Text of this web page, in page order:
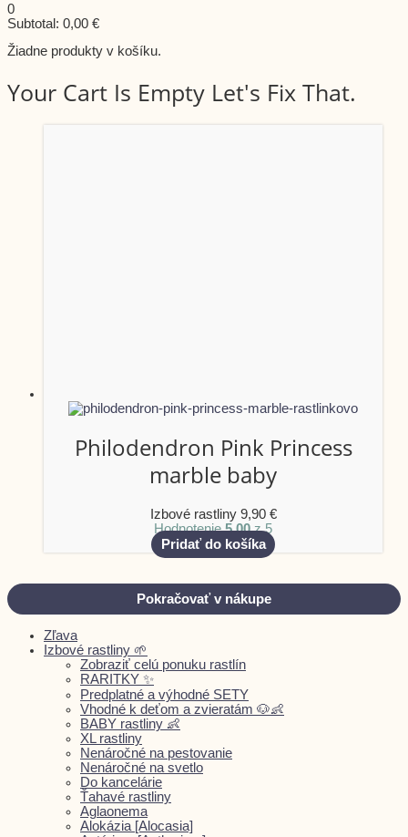
0
Subtotal: 0,00 €
Žiadne produkty v košíku.
Your Cart Is Empty Let's Fix That.
Philodendron Pink Princess
marble baby
Izbové rastliny 9,90 €
Hodnotenie5.00z 5
Pridať do košíka
Pokračovať v nákupe
Zľava
Izbové rastliny 🌱
Zobraziť celú ponuku rastlín
RARITKY ✨
Predplatné a výhodné SETY
Vhodné k deťom a zvieratám 🐶👶
BABY rastliny 👶
XL rastliny
Nenáročné na pestovanie
Nenáročné na svetlo
Do kancelárie
Ťahavé rastliny
Aglaonema
Alokázia [Alocasia]